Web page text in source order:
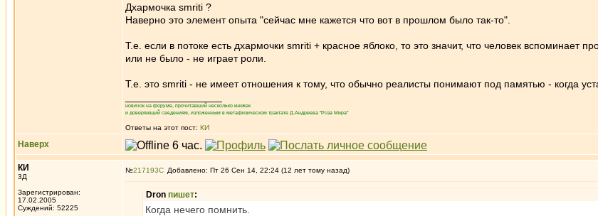
Дхармочка smriti ?
Наверно это элемент опыта "сейчас мне кажется что вот в прошлом было так-то".
Т.е. если в потоке есть дхармочки smriti + красное яблоко, то это значит, что человек
или не было - не играет роли.
Т.е. это smriti - не имеет отношения к тому, что обычно реалисты понимают под памятью - когда
новичок на форуме, прочитавший несколько книжек
и доверяющий сведениям, изложенным в метафизическом трактате Д.Андреева "Роза Мира"
Ответы на этот пост: КИ
Наверх
КИ
3Д
Зарегистрирован:
17.02.2005
Суждений: 52225
№217193 Добавлено: Пт 26 Сен 14, 22:24 (12 лет тому назад)
Dron пишет:
Когда нечего помнить.